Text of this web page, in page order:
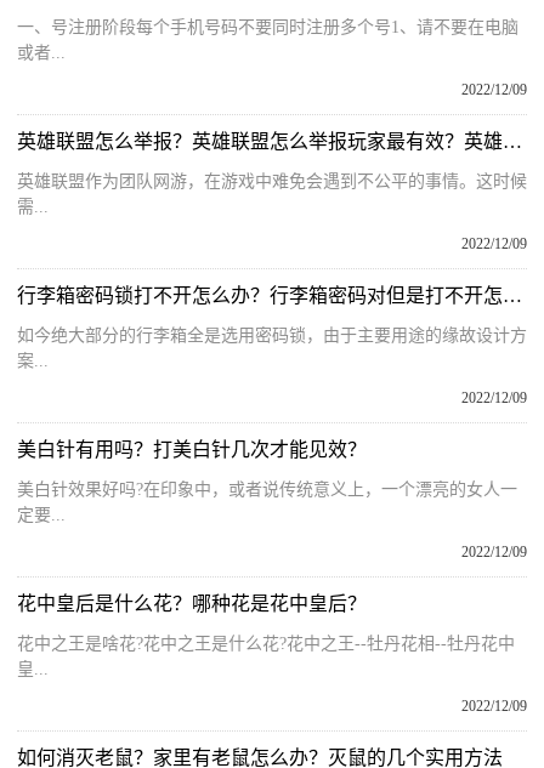
一、号注册阶段每个手机号码不要同时注册多个号1、请不要在电脑
或者...
2022/12/09
英雄联盟怎么举报？英雄联盟怎么举报玩家最有效？英雄联盟举报的方法
英雄联盟作为团队网游，在游戏中难免会遇到不公平的事情。这时候
需...
2022/12/09
行李箱密码锁打不开怎么办？行李箱密码对但是打不开怎么办？
如今绝大部分的行李箱全是选用密码锁，由于主要用途的缘故设计方
案...
2022/12/09
美白针有用吗？打美白针几次才能见效？
美白针效果好吗?在印象中，或者说传统意义上，一个漂亮的女人一
定要...
2022/12/09
花中皇后是什么花？哪种花是花中皇后？
花中之王是啥花?花中之王是什么花?花中之王--牡丹花相--牡丹花中
皇...
2022/12/09
如何消灭老鼠？家里有老鼠怎么办？灭鼠的几个实用方法